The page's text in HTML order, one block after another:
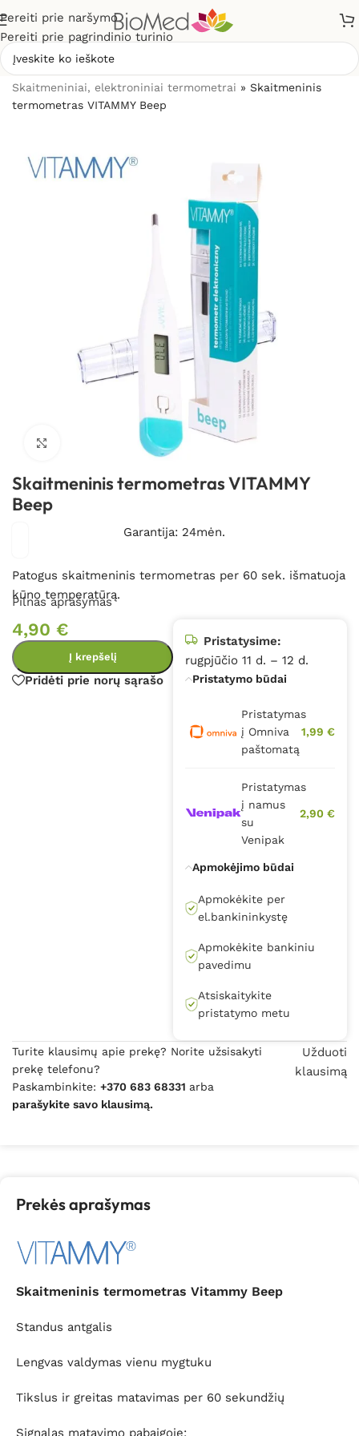
Pereiti prie naršymo
Pereiti prie pagrindinio turinio
Skaitmeniniai, elektroniniai termometrai » Skaitmeninis
termometras VITAMMY Beep
Spustelėkite, kad padidintumėte
Skaitmeninis termometras VITAMMY
Beep
Garantija: 24mėn.
Patogus skaitmeninis termometras per 60 sek. išmatuoja
kūno temperatūrą.
Pilnas aprašymas
4,90 €
Į krepšelį
Pridėti prie norų sąrašo
Pristatysime:
rugpjūčio 11 d. – 12 d.
Pristatymo būdai
Pristatymas
į Omniva
paštomatą
1,99 €
Pristatymas
į namus
su
Venipak
2,90 €
Apmokėjimo būdai
Apmokėkite per
el.bankininkystę
Apmokėkite bankiniu
pavedimu
Atsiskaitykite
pristatymo metu
Turite klausimų apie prekę? Norite užsisakyti
prekę telefonu?
Paskambinkite: +370 683 68331 arba
parašykite savo klausimą.
Užduoti
klausimą
Prekės aprašymas
Skaitmeninis termometras Vitammy Beep
Standus antgalis
Lengvas valdymas vienu mygtuku
Tikslus ir greitas matavimas per 60 sekundžių
Signalas matavimo pabaigoje;